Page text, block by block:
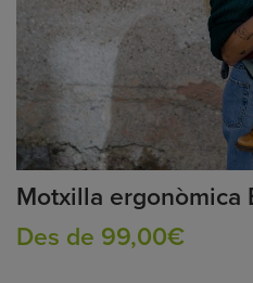
Motxilla ergonòmica
Des de 99,00€